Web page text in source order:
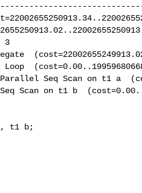
3
Loop
Seq Scan on t1 a
Scan on t1 b
t1 b;